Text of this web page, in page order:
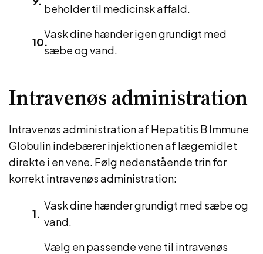
beholder til medicinsk affald.
Vask dine hænder igen grundigt med
sæbe og vand.
Intravenøs administration
Intravenøs administration af Hepatitis B Immune
Globulin indebærer injektionen af lægemidlet
direkte i en vene. Følg nedenstående trin for
korrekt intravenøs administration:
Vask dine hænder grundigt med sæbe og
vand.
Vælg en passende vene til intravenøs